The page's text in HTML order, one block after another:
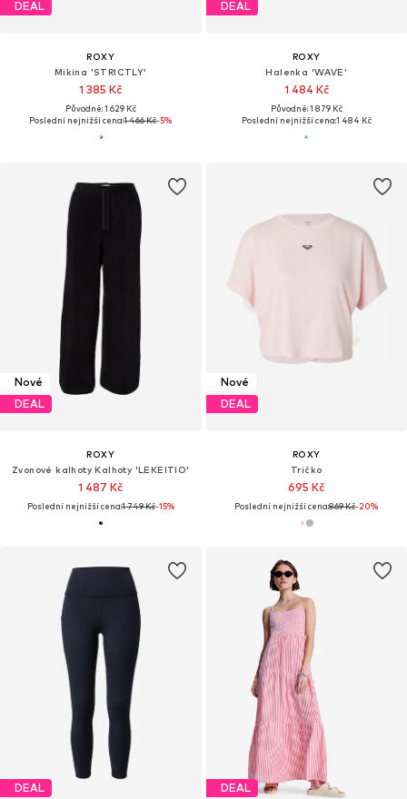
DEAL
ROXY
Mikina 'STRICTLY'
1 385 Kč
Původně: 1 629 Kč
Poslední nejnižší cena:1 466 Kč-5%
DEAL
ROXY
Halenka 'WAVE'
1 484 Kč
Původně: 1 879 Kč
Poslední nejnižší cena:1 484 Kč
Nové
DEAL
ROXY
Zvonové kalhoty Kalhoty 'LEKEITIO'
1 487 Kč
Poslední nejnižší cena:1 749 Kč-15%
Nové
DEAL
ROXY
Tričko
695 Kč
Poslední nejnižší cena:869 Kč-20%
DEAL DEAL